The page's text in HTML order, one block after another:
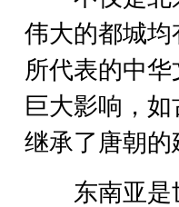
伟大的都城
所代表的中
巨大影响，
继承了唐朝的
东南亚是